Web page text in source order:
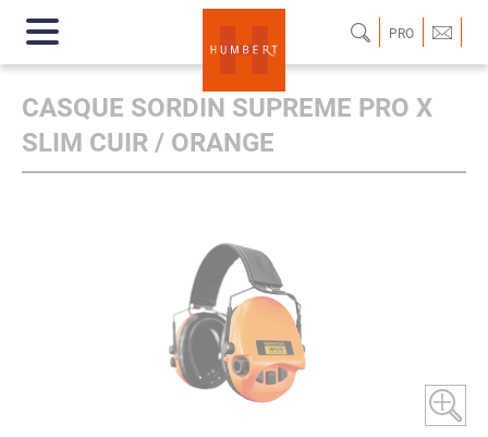
PRO
CASQUE SORDIN SUPREME PRO X
SLIM CUIR / ORANGE